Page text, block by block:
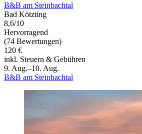
B&B am Steinbachtal
Bad Kötzting
8,6/10
Hervorragend
(74 Bewertungen)
120 €
inkl. Steuern & Gebühren
9. Aug.–10. Aug.
B&B am Steinbachtal